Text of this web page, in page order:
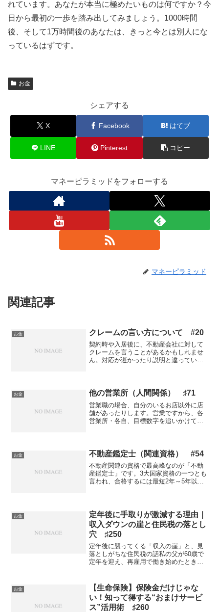
れています。あなたが本当に極めたいものは何ですか？今
日から最初の一歩を踏み出してみましょう。1000時間
後、そして1万時間後のあなたは、きっと今とは別人にな
っているはずです。
お金
シェアする
X Facebook はてブ
LINE Pinterest コピー
マネーピラミッドをフォローする
マネーピラミッド
関連記事
お金 クレームの言い方について #20
契約時や入居後に、不動産会社に対して
クレームを言うことがあるかもしれませ
ん。対応が遅かったり説明と違っていた
げておきます。 まずクレ...
お金 他の営業所（人間関係） ♯71
営業職の場合、自分のいるお店以外に店
舗があったりします。営業ですから、各
営業所・各自、目標数字を追いかけてい
ことがありますが、長く居...
お金 不動産鑑定士（関連資格） #54
不動産関連の資格で最高峰なのが「不動
産鑑定士」です。3大国家資格の一つとも
言われ、合格するには最短2年～5年以上
いです。試験は短答...
お金
定年後に手取りが激減する理由｜
収入ダウンの崖と住民税の落とし
穴 ♯250
定年後に襲ってくる「収入の崖」と、見
落としがちな住民税の話私の父が60歳で
定年を迎え、再雇用で働き始めたとき、
違いじゃないか?」と。現役時代の半分以
下になった手取り額。...
お金
【生命保険】保険金だけじゃな
い！知って得する“おまけサービ
ス”活用術 ♯260